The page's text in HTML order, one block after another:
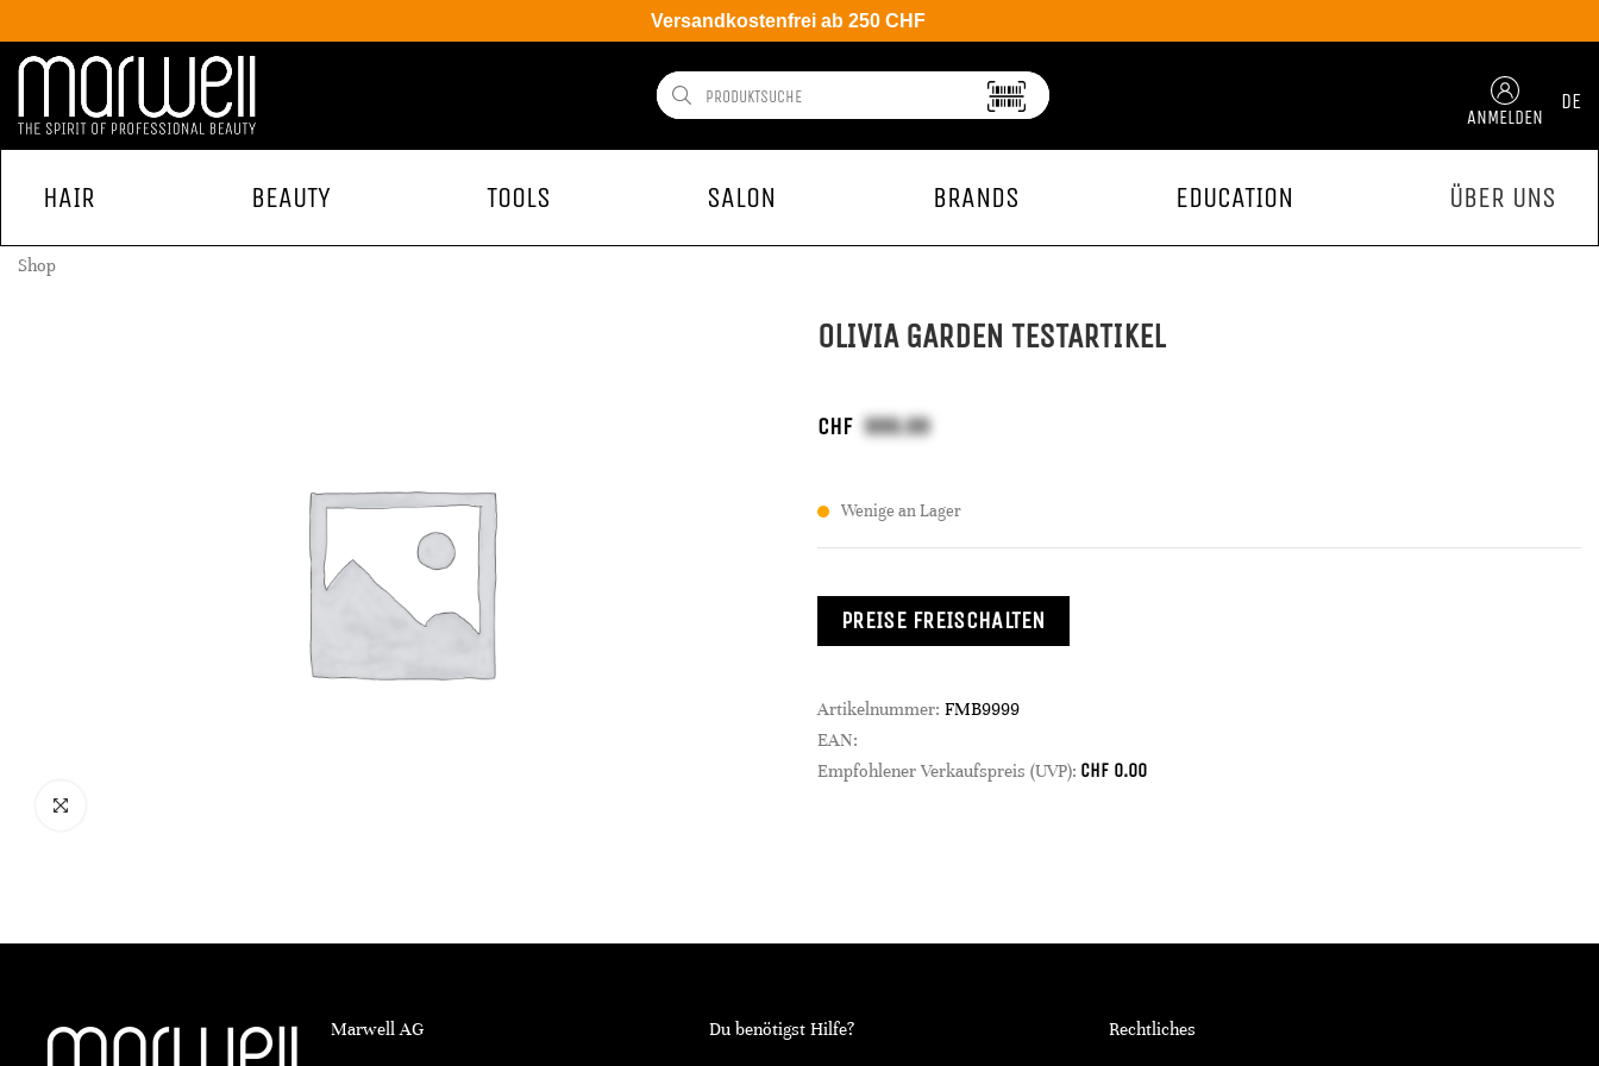
Versandkostenfrei ab 250 CHF
ANMELDEN
DE
HAIR BEAUTY TOOLS SALON BRANDS EDUCATION ÜBER UNS
Shop
OLIVIA GARDEN TESTARTIKEL
CHF
Wenige an Lager
PREISE FREISCHALTEN
Artikelnummer: FMB9999
EAN:
Empfohlener Verkaufspreis (UVP): CHF 0.00
Marwell AG Du benötigst Hilfe? Rechtliches